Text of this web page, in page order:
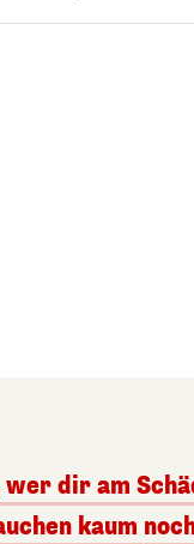
dir am
kaum